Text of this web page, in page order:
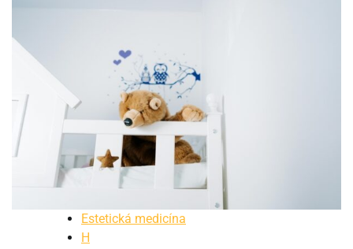
Estetická medicína
H